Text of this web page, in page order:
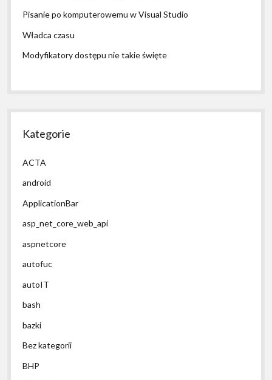
Pisanie po komputerowemu w Visual Studio
Władca czasu
Modyfikatory dostępu nie takie święte
Kategorie
ACTA
android
ApplicationBar
asp_net_core_web_api
aspnetcore
autofuc
autoIT
bash
bazki
Bez kategorii
BHP